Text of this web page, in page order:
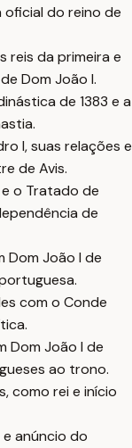
do reino de
reis da primeira e
Dom João I.
de 1383 e a
I, suas relações e
de Avis.
o Tratado de
de
Dom João I de
com o Conde
Dom João I de
ao trono.
como rei e início
anúncio do